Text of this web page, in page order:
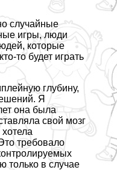
случайные
игры, люди
которые
то будет играть
глубину,
Я
она была
свой мозг
требовало
только в случае